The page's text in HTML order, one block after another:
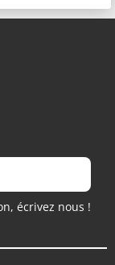
écrivez nous !